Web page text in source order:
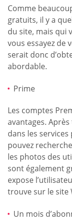
Comme
gratuits, il y a
du site, mais qui
vous essayez de
serait donc
abordable.
Prime
Les comptes
avantages.
dans les
pouvez
les photos des
sont également
expose
trouve sur le site
Un mois